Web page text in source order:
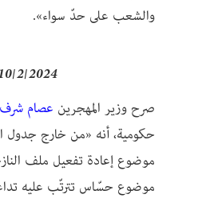
والشعب على حدّ سواء».
2/2024
صرح وزير المهجرين عصام شرف
حكومية، أنه «من خارج جدول
موضوع إعادة تفعيل ملف
موضوع حسّاس تترتّب عليه